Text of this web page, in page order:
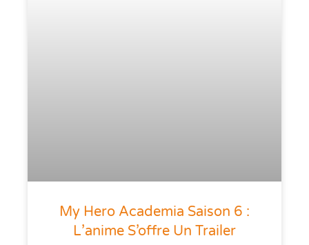
My Hero Academia Saison 6 :
L’anime S’offre Un Trailer